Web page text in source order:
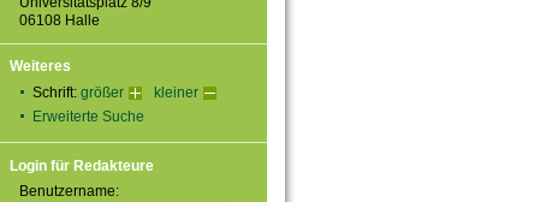
06108 Halle
Weiteres
Schrift: größer
kleiner
Erweiterte Suche
Login für Redakteure
Benutzername: